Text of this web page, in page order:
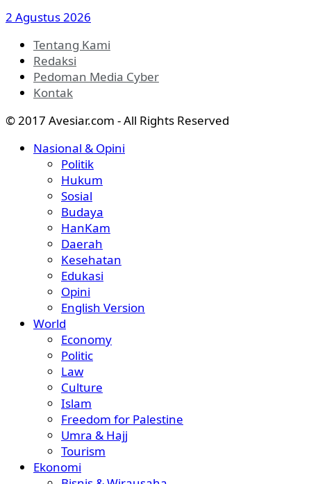
2 Agustus 2026
Tentang Kami
Redaksi
Pedoman Media Cyber
Kontak
© 2017 Avesiar.com - All Rights Reserved
Nasional & Opini
Politik
Hukum
Sosial
Budaya
HanKam
Daerah
Kesehatan
Edukasi
Opini
English Version
World
Economy
Politic
Law
Culture
Islam
Freedom for Palestine
Umra & Hajj
Tourism
Ekonomi